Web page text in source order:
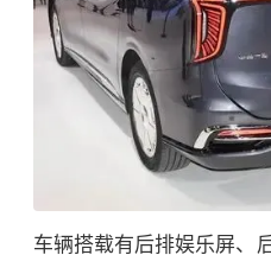
车辆搭载有后排娱乐屏、